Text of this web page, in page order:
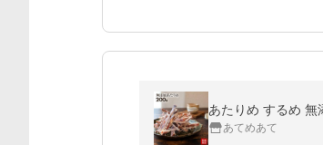
あてめあて